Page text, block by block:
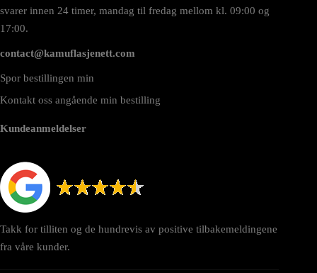
svarer innen 24 timer, mandag til fredag mellom kl. 09:00 og
17:00.
contact@kamuflasjenett.com
Spor bestillingen min
Kontakt oss angående min bestilling
Kundeanmeldelser
Takk for tilliten og de hundrevis av positive tilbakemeldingene
fra våre kunder.